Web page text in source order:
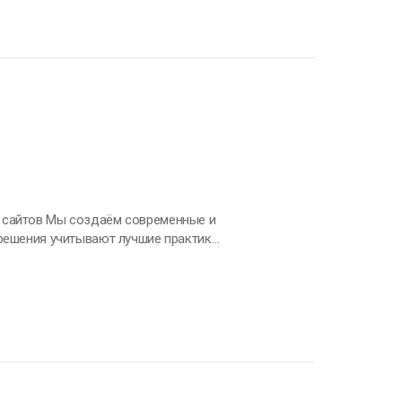
соответствуют алгоритмам и
учитывают лучшие практики
ссылками и аналитикой.